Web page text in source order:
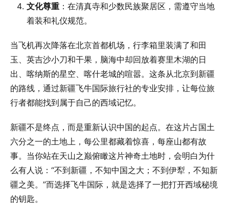
文化尊重 ：在清真寺和少数民族聚居区，需遵守当地
着装和礼仪规范。
当飞机再次降落在北京首都机场，行李箱里装满了和田
玉、英吉沙小刀和干果，脑海中却回放着赛里木湖的日
出、喀纳斯的星空、喀什老城的喧嚣。这条从北京到新疆
的路线，通过新疆飞牛国际旅行社的专业安排，让每位旅
行者都能找到属于自己的西域记忆。
新疆不是终点，而是重新认识中国的起点。在这片占国土
六分之一的土地上，每公里都藏着惊喜，每座山都有故
事。当你站在天山之巅俯瞰这片神奇土地时，会明白为什
么有人说：“不到新疆，不知中国之大；不到伊犁，不知新
疆之美。”而选择飞牛国际，就是选择了一把打开西域秘境
的钥匙。